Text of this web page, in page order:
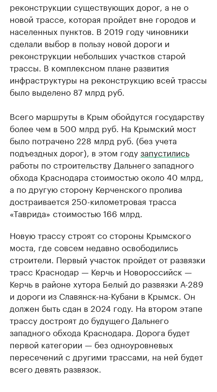
реконструкции существующих дорог, а не о
новой трассе, которая пройдет вне городов и
населенных пунктов. В 2019 году чиновники
сделали выбор в пользу новой дороги и
реконструкции небольших участков старой
трассы. В комплексном плане развития
инфраструктуры на реконструкцию всей трассы
было выделено 87 млрд руб.
Всего маршруты в Крым обойдутся государству
более чем в 500 млрд руб. На Крымский мост
было потрачено 228 млрд руб. (без учета
подъездных дорог), в этом годузапустились
работы по строительству Дальнего западного
обхода Краснодара стоимостью около 40 млрд,
а по другую сторону Керченского пролива
достраивается 250-километровая трасса
«Таврида» стоимостью 166 млрд.
Новую трассу строят со стороны Крымского
моста, где совсем недавно освободились
строители. Первый участок пройдет от развязки
трасс Краснодар — Керчь и Новороссийск —
Керчь в районе хутора Белый до развязки А-289
и дороги из Славянск-на-Кубани в Крымск. Он
должен быть сдан в 2024 году. На втором этапе
трассу достроят до будущего Дальнего
западного обхода Краснодара. Дорога будет
первой категории — без одноуровневых
пересечений с другими трассами, на ней будет
всего девять развязок.